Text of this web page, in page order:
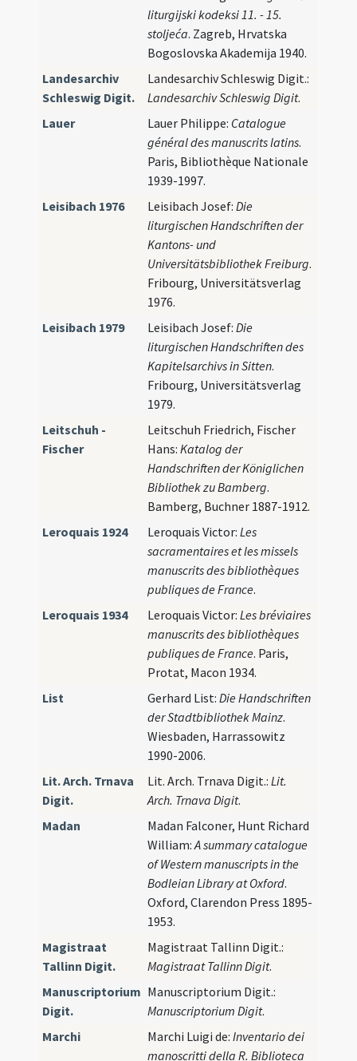
liturgijski kodeksi 11. - 15.
stoljeća. Zagreb, Hrvatska
Bogoslovska Akademija 1940.
Landesarchiv
Schleswig Digit.
Landesarchiv Schleswig Digit.:
Landesarchiv Schleswig Digit.
Lauer
Lauer Philippe: Catalogue
général des manuscrits latins.
Paris, Bibliothèque Nationale
1939-1997.
Leisibach 1976
Leisibach Josef:Die
liturgischen Handschriften der
Kantons- und
Universitätsbibliothek Freiburg.
Fribourg, Universitätsverlag
1976.
Leisibach 1979
Leisibach Josef:Die
liturgischen Handschriften des
Kapitelsarchivs in Sitten.
Fribourg, Universitätsverlag
1979.
Leitschuh -
Fischer
Leitschuh Friedrich, Fischer
Hans:Katalog der
Handschriften der Königlichen
Bibliothek zu Bamberg.
Bamberg, Buchner 1887-1912.
Leroquais 1924
Leroquais Victor:Les
sacramentaires et les missels
manuscrits des bibliothèques
publiques de France.
Leroquais 1934
Leroquais Victor:Les bréviaires
manuscrits des bibliothèques
publiques de France. Paris,
Protat, Macon 1934.
List
Gerhard List:Die Handschriften
der Stadtbibliothek Mainz.
Wiesbaden, Harrassowitz
1990-2006.
Lit. Arch. Trnava
Digit.
Lit. Arch. Trnava Digit.:Lit.
Arch. Trnava Digit.
Madan
Madan Falconer, Hunt Richard
William:A summary catalogue
of Western manuscripts in the
Bodleian Library at Oxford.
Oxford, Clarendon Press 1895-
1953.
Magistraat
Tallinn Digit.
Magistraat Tallinn Digit.:
Magistraat Tallinn Digit.
Manuscriptorium
Digit.
Manuscriptorium Digit.:
Manuscriptorium Digit.
Marchi
Marchi Luigi de:Inventario dei
manoscritti della R. Biblioteca